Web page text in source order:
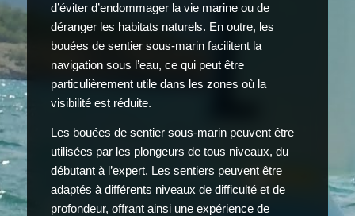
d’éviter d’endommager la vie marine ou de
déranger les habitats naturels. En outre, les
bouées de sentier sous-marin facilitent la
navigation sous l’eau, ce qui peut être
particulièrement utile dans les zones où la
visibilité est réduite.
Les bouées de sentier sous-marin peuvent être
utilisées par les plongeurs de tous niveaux, du
débutant à l’expert. Les sentiers peuvent être
adaptés à différents niveaux de difficulté et de
profondeur, offrant ainsi une expérience de